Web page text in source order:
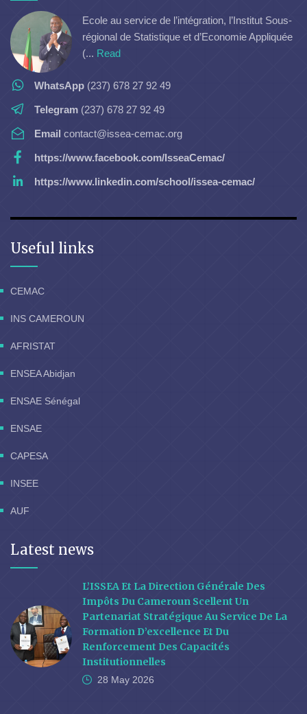
Ecole au service de l’intégration, l’Institut Sous-
régional de Statistique et d’Economie Appliquée
(... Read
WhatsApp (237) 678 27 92 49
Telegram (237) 678 27 92 49
Email contact@issea-cemac.org
https://www.facebook.com/IsseaCemac/
https://www.linkedin.com/school/issea-cemac/
Useful links
CEMAC
INS CAMEROUN
AFRISTAT
ENSEA Abidjan
ENSAE Sénégal
ENSAE
CAPESA
INSEE
AUF
Latest news
L’ISSEA Et La Direction Générale Des
Impôts Du Cameroun Scellent Un
Partenariat Stratégique Au Service De La
Formation D’excellence Et Du
Renforcement Des Capacités
Institutionnelles
28 May 2026